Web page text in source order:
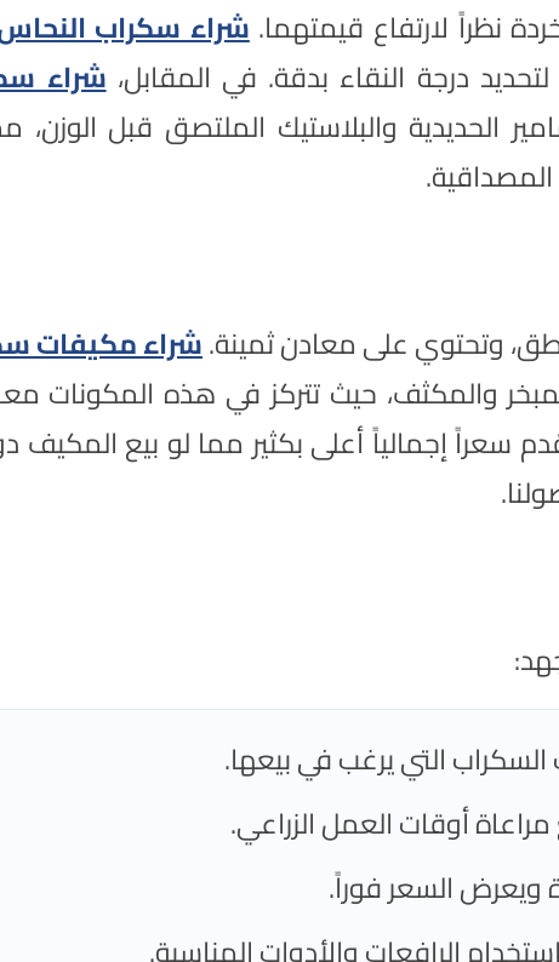
نظراً لارتفاع قيمتهما.شراء سكراب
درجة النقاء بدقة. في المقابل،شراء
الحديدية والبلاستيك الملتصق قبل الوزن،
وتحتوي على معادن ثمينة.شراء مكيفات
والمكثف، حيث تتركز في هذه المكونات
سعراً إجمالياً أعلى بكثير مما لو بيع المكيف
التي يرغب في بيعها.
أوقات العمل الزراعي.
ويعرض السعر فوراً.